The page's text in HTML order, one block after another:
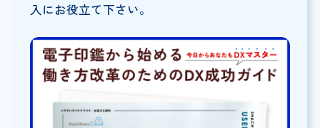
入にお役立て下さい。